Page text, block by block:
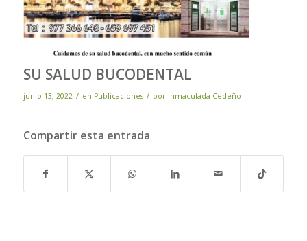
SU SALUD BUCODENTAL
junio 13, 2022 / en Publicaciones / por Inmaculada Cedeño
Compartir esta entrada